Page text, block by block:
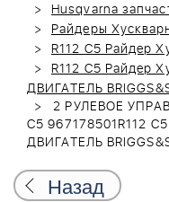
Husqvarna
Райдеры
R112 C5 Райдер
R112 C5 Райдер
ДВИГАТЕЛЬ
2 РУЛЕВОЕ
C5 967178501R112
ДВИГАТЕЛЬ
Назад